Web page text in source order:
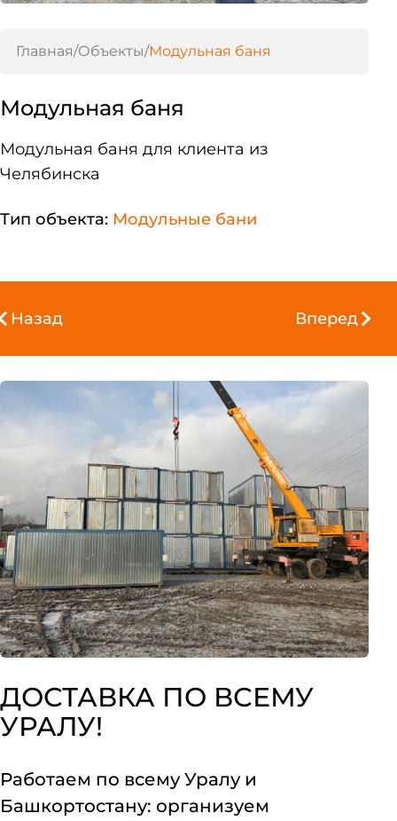
Главная/Объекты/Модульная баня
Модульная баня
Модульная баня для клиента из
Челябинска
Тип объекта: Модульные бани
Назад Вперед
ДОСТАВКА ПО ВСЕМУ
УРАЛУ!
Работаем по всему Уралу и
Башкортостану: организуем